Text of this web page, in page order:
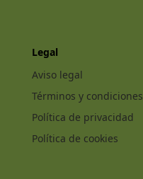
Legal
Aviso legal
Términos y condiciones
Política de privacidad
Política de cookies